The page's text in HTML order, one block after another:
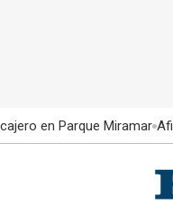
en Parque Miramar